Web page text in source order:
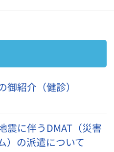
御紹介（健診）
震に伴うDMAT（災害
）の派遣について